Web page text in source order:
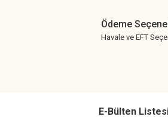
Ödeme
Havale ve EFT
E-Bülten